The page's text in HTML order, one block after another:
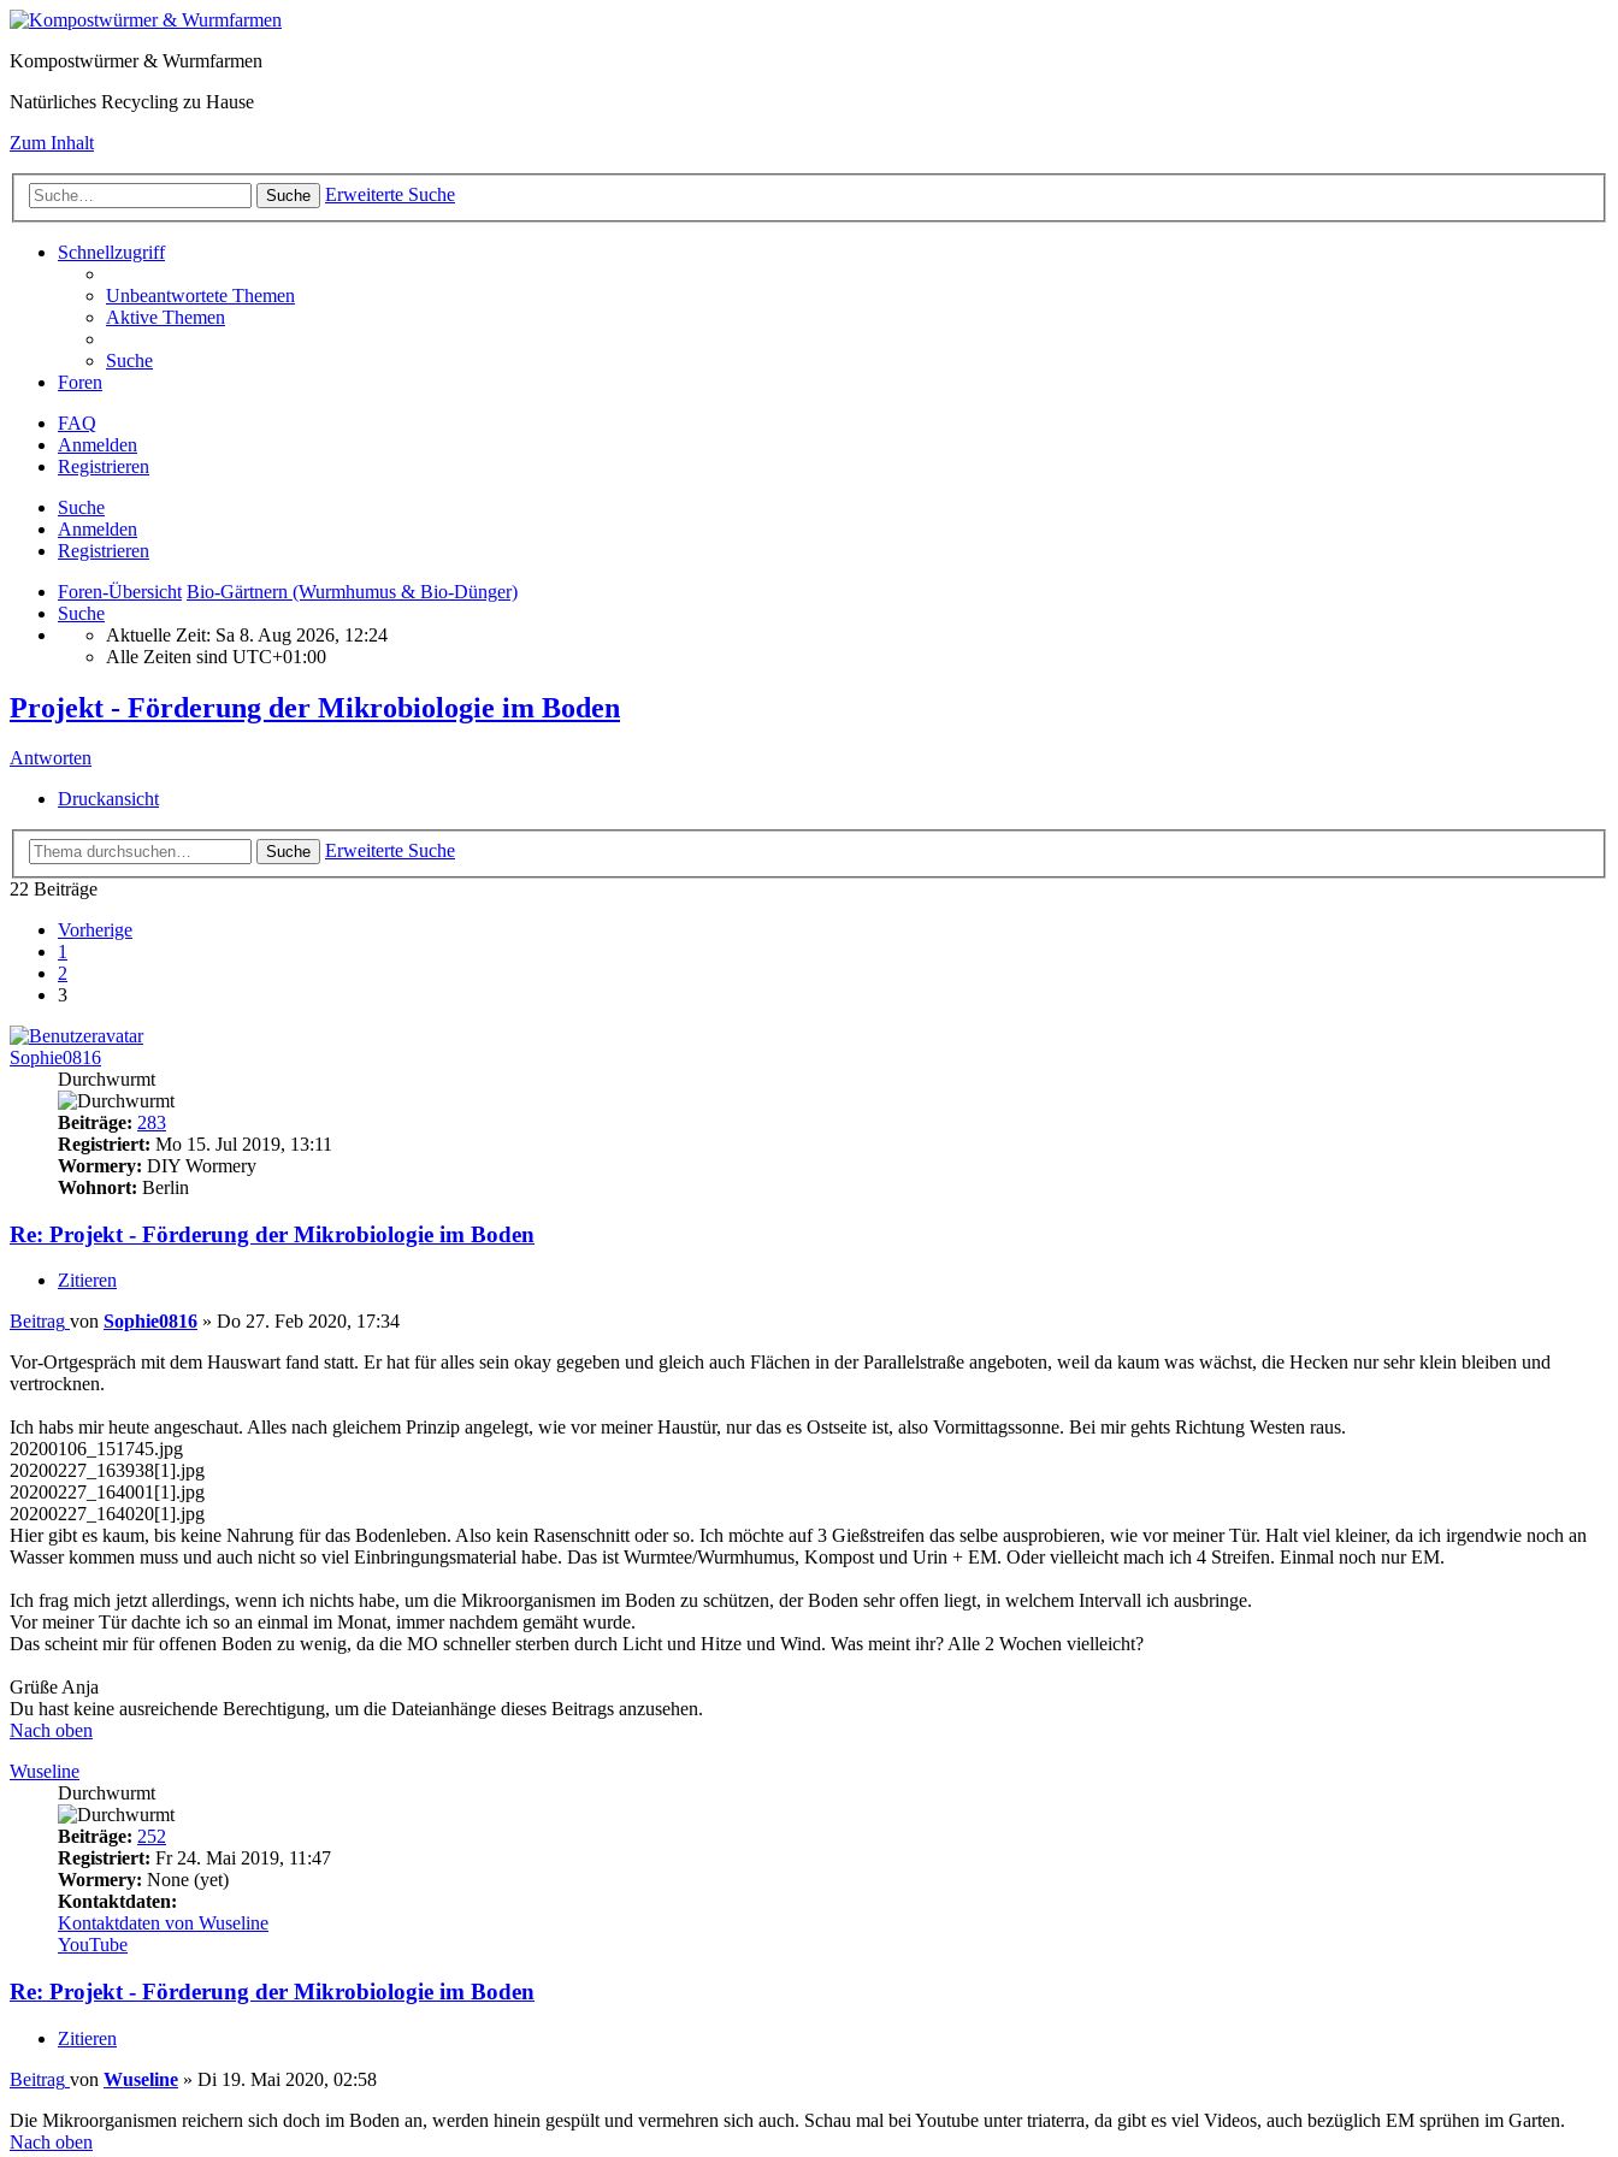
Kompostwürmer & Wurmfarmen
Natürliches Recycling zu Hause
Zum Inhalt
Suche Erweiterte Suche
Schnellzugriff
Unbeantwortete Themen
Aktive Themen
Suche
Foren
FAQ
Anmelden
Registrieren
Suche
Anmelden
Registrieren
Foren-Übersicht Bio-Gärtnern (Wurmhumus & Bio-Dünger)
Suche
Aktuelle Zeit: Sa 8. Aug 2026, 12:24
Alle Zeiten sind UTC+01:00
Projekt - Förderung der Mikrobiologie im Boden
Antworten
Druckansicht
Suche
Erweiterte Suche
22 Beiträge
Vorherige
1
2
3
Sophie0816
Durchwurmt
Beiträge: 283
Registriert: Mo 15. Jul 2019, 13:11
Wormery: DIY Wormery
Wohnort: Berlin
Re: Projekt - Förderung der Mikrobiologie im Boden
Zitieren
Beitrag von Sophie0816 » Do 27. Feb 2020, 17:34
Vor-Ortgespräch mit dem Hauswart fand statt. Er hat für alles sein okay gegeben und gleich auch Flächen in der Parallelstraße angeboten, weil da kaum was wächst, die Hecken nur sehr klein bleiben und
vertrocknen.
Ich habs mir heute angeschaut. Alles nach gleichem Prinzip angelegt, wie vor meiner Haustür, nur das es Ostseite ist, also Vormittagssonne. Bei mir gehts Richtung Westen raus.
20200106_151745.jpg
20200227_163938[1].jpg
20200227_164001[1].jpg
20200227_164020[1].jpg
Hier gibt es kaum, bis keine Nahrung für das Bodenleben. Also kein Rasenschnitt oder so. Ich möchte auf 3 Gießstreifen das selbe ausprobieren, wie vor meiner Tür. Halt viel kleiner, da ich irgendwie noch an
Wasser kommen muss und auch nicht so viel Einbringungsmaterial habe. Das ist Wurmtee/Wurmhumus, Kompost und Urin + EM. Oder vielleicht mach ich 4 Streifen. Einmal noch nur EM.
Ich frag mich jetzt allerdings, wenn ich nichts habe, um die Mikroorganismen im Boden zu schützen, der Boden sehr offen liegt, in welchem Intervall ich ausbringe.
Vor meiner Tür dachte ich so an einmal im Monat, immer nachdem gemäht wurde.
Das scheint mir für offenen Boden zu wenig, da die MO schneller sterben durch Licht und Hitze und Wind. Was meint ihr? Alle 2 Wochen vielleicht?
Grüße Anja
Du hast keine ausreichende Berechtigung, um die Dateianhänge dieses Beitrags anzusehen.
Nach oben
Wuseline
Durchwurmt
Beiträge: 252
Registriert: Fr 24. Mai 2019, 11:47
Wormery: None (yet)
Kontaktdaten:
Kontaktdaten von Wuseline
YouTube
Re: Projekt - Förderung der Mikrobiologie im Boden
Zitieren
Beitrag von Wuseline » Di 19. Mai 2020, 02:58
Die Mikroorganismen reichern sich doch im Boden an, werden hinein gespült und vermehren sich auch. Schau mal bei Youtube unter triaterra, da gibt es viel Videos, auch bezüglich EM sprühen im Garten.
Nach oben